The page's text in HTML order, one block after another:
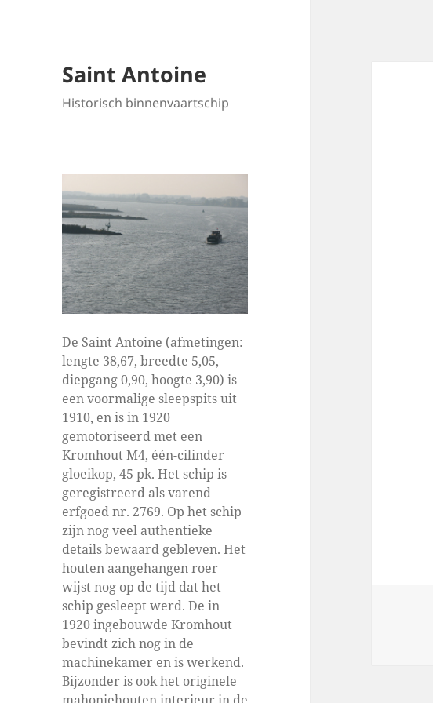
Saint Antoine
Historisch binnenvaartschip
De Saint Antoine (afmetingen:
lengte 38,67, breedte 5,05,
diepgang 0,90, hoogte 3,90) is
een voormalige sleepspits uit
1910, en is in 1920
gemotoriseerd met een
Kromhout M4, één-cilinder
gloeikop, 45 pk. Het schip is
geregistreerd als varend
erfgoed nr. 2769. Op het schip
zijn nog veel authentieke
details bewaard gebleven. Het
houten aangehangen roer
wijst nog op de tijd dat het
schip gesleept werd. De in
1920 ingebouwde Kromhout
bevindt zich nog in de
machinekamer en is werkend.
Bijzonder is ook het originele